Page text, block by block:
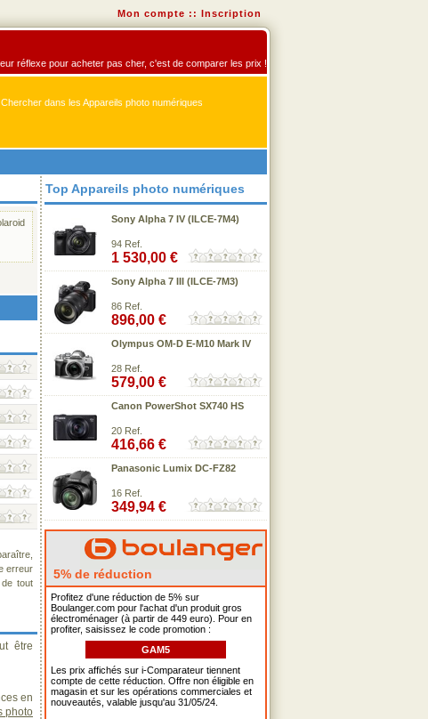
Mon compte :: Inscription
réflexe pour acheter pas cher, c'est de comparer les prix !
Chercher dans les Appareils photo numériques
erreur
tout
être
en
photo
Top Appareils photo numériques
Sony Alpha 7 IV (ILCE-7M4)
94 Ref.
1 530,00 €
Sony Alpha 7 III (ILCE-7M3)
86 Ref.
896,00 €
Olympus OM-D E-M10 Mark IV
28 Ref.
579,00 €
Canon PowerShot SX740 HS
20 Ref.
416,66 €
Panasonic Lumix DC-FZ82
16 Ref.
349,94 €
5% de réduction
Profitez d'une réduction de 5% sur
Boulanger.com pour l'achat d'un produit gros
électroménager (à partir de 449 euro). Pour en
profiter, saisissez le code promotion :
GAM5
Les prix affichés sur i-Comparateur tiennent
compte de cette réduction. Offre non éligible en
magasin et sur les opérations commerciales et
nouveautés, valable jusqu'au 31/05/24.